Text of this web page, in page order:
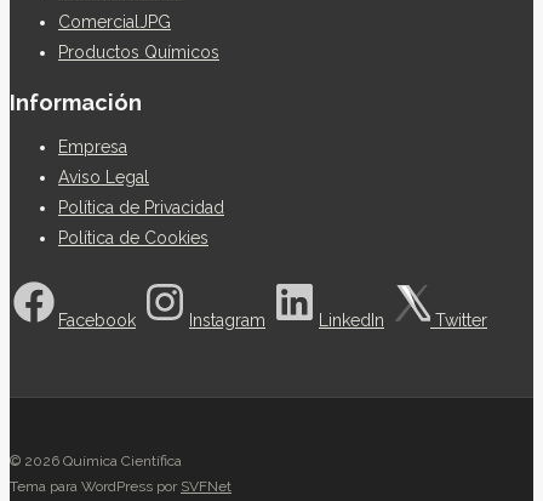
ComercialJPG
Productos Químicos
Información
Empresa
Aviso Legal
Política de Privacidad
Política de Cookies
Facebook Instagram LinkedIn Twitter
© 2026 Química Científica
Tema para WordPress por SVFNet